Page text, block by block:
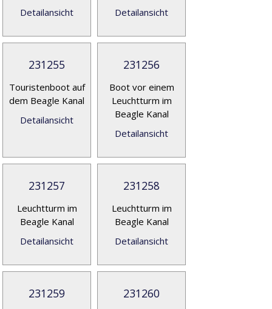
Detailansicht
Detailansicht
231255
Touristenboot auf
dem Beagle Kanal
Detailansicht
231256
Boot vor einem
Leuchtturm im
Beagle Kanal
Detailansicht
231257
Leuchtturm im
Beagle Kanal
Detailansicht
231258
Leuchtturm im
Beagle Kanal
Detailansicht
231259 231260